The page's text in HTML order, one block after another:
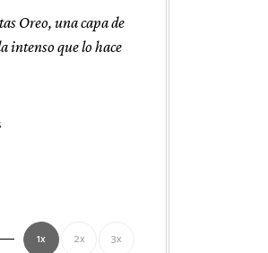
Oreo, una capa de
intenso que lo hace
1x 2x 3x